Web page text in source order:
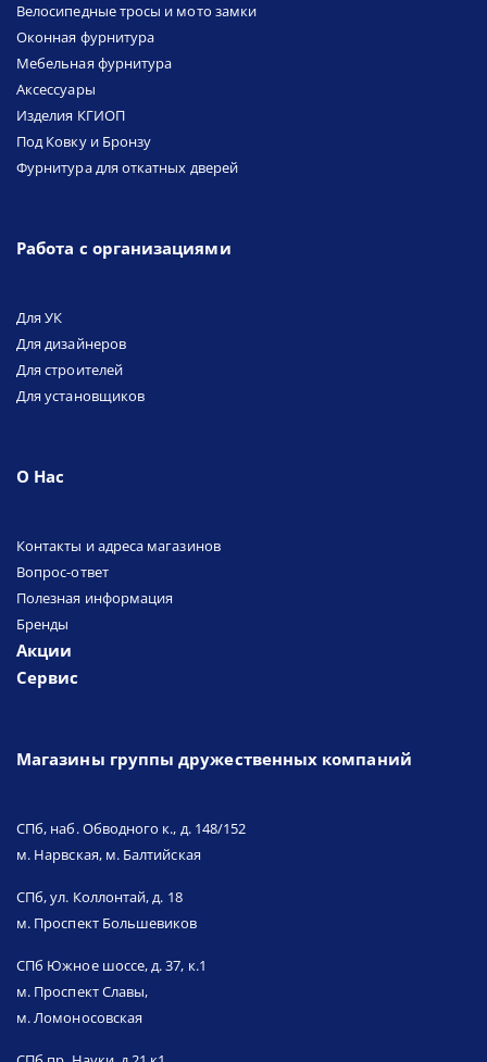
Велосипедные тросы и мото замки
Оконная фурнитура
Мебельная фурнитура
Аксессуары
Изделия КГИОП
Под Ковку и Бронзу
Фурнитура для откатных дверей
Работа с организациями
Для УК
Для дизайнеров
Для строителей
Для установщиков
О Нас
Контакты и адреса магазинов
Вопрос-ответ
Полезная информация
Бренды
Акции
Сервис
Магазины группы дружественных компаний
СПб, наб. Обводного к., д. 148/152
м. Нарвская, м. Балтийская
СПб, ул. Коллонтай, д. 18
м. Проспект Большевиков
СПб Южное шоссе, д. 37, к.1
м. Проспект Славы,
м. Ломоносовская